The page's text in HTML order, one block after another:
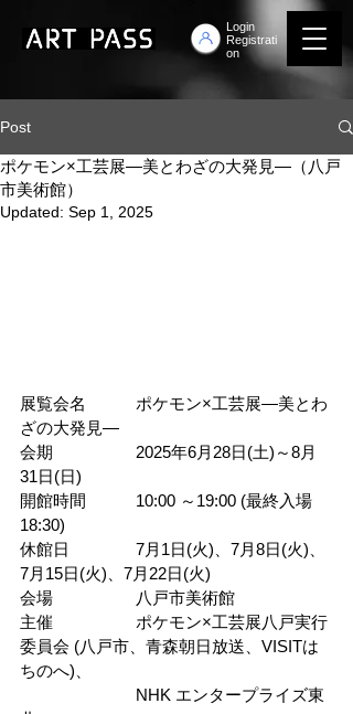
Login
Registrati
on
Post
ポケモン×工芸展―美とわざの大発見―（八戸
市美術館）
Updated: Sep 1, 2025
展覧会名　　　ポケモン×工芸展―美とわ
ざの大発見―
会期　　　　　2025年6月28日(土)～8月
31日(日)
開館時間　　　10:00 ～19:00 (最終入場
18:30)
休館日 7月1日(火)、7月8日(火)、
7月15日(火)、7月22日(火)
会場
八戸市美術館
主催 ポケモン×工芸展八戸実行
委員会 (八戸市、青森朝日放送、VISITは
ちのへ)、
NHK エンタープライズ東